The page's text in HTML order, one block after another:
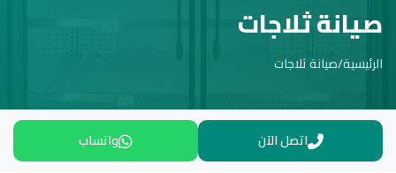
صيانة ثلاجات
الرئيسية/صيانة ثلاجات
اتصل الآن واتساب